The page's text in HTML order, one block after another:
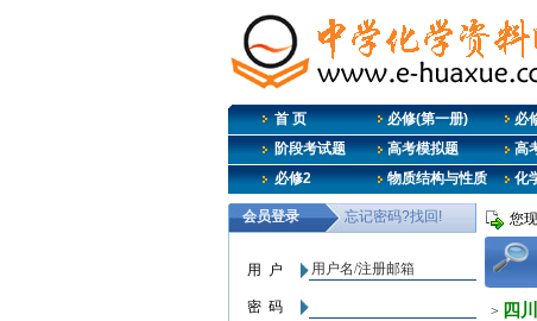
首 页 必修(第一册) 必
阶段考试题
高考模拟题 高
必修2
物质结构与性质 化
您
> 四